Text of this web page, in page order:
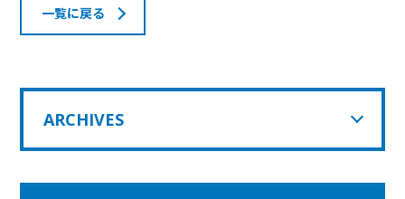
一覧に戻る
ARCHIVES